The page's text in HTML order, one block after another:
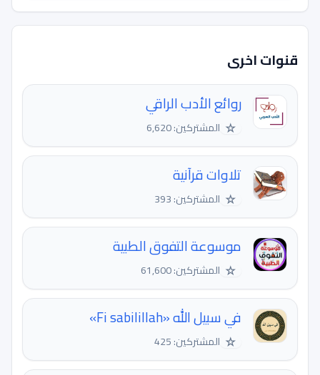
قنوات اخرى
روائع الأدب الراقي
☆ المشتركين: 6,620
تلاوات قرآنية
☆ المشتركين: 393
موسوعة التفوق الطبية
☆ المشتركين: 61,600
في سبيل الله «Fi sabilillah»
☆ المشتركين: 425